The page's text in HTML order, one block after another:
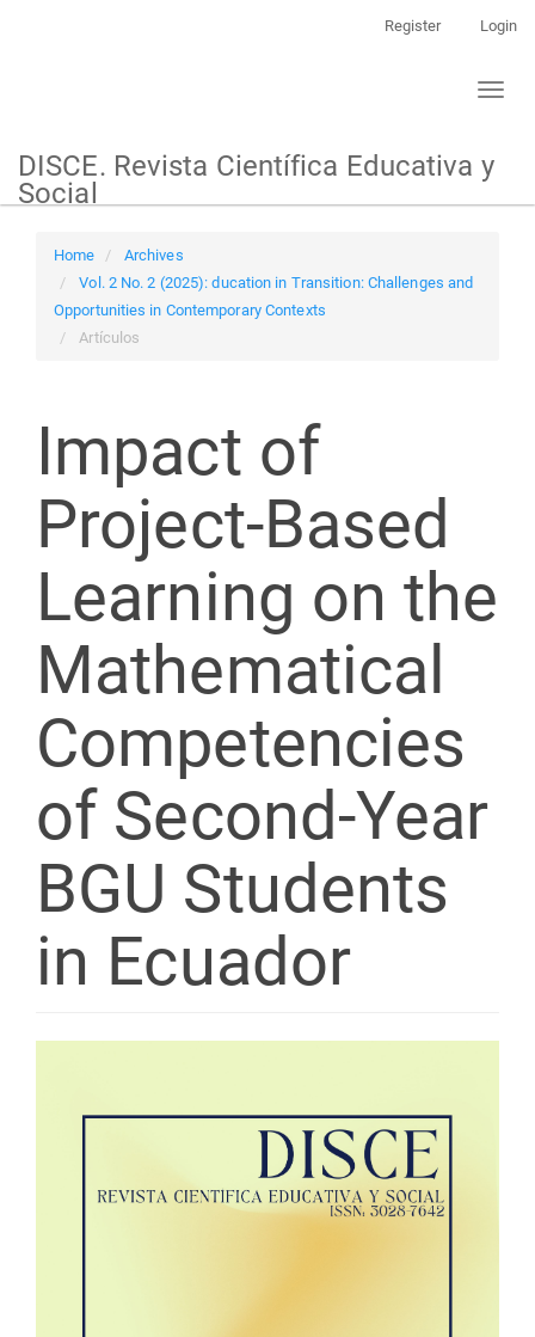
Register Login
Toggle
DISCE. Revista Científica Educativa y
Social
Home
Archives
Vol. 2 No. 2 (2025): ducation in Transition: Challenges and
Opportunities in Contemporary Contexts
Artículos
Impact of
Project-Based
Learning on the
Mathematical
Competencies
of Second-Year
BGU Students
in Ecuador
Sidebar